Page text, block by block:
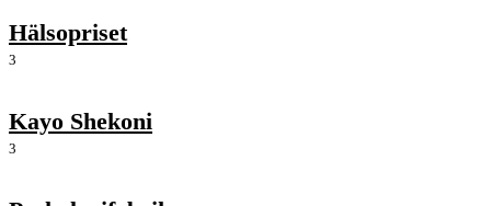
Hälsopriset
3
Kayo Shekoni
3